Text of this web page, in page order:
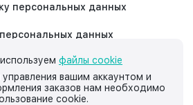
персональных данных
данных
персональных данных третьим
файлы cookie
управления вашим аккаунтом и
заказов нам необходимо
cookie.